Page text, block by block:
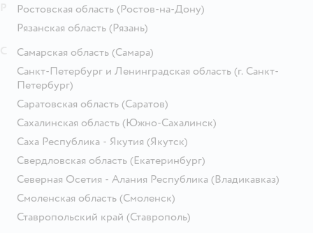
Ростовская область (Ростов-на-Дону)
Рязанская область (Рязань)
Самарская область (Самара)
Санкт-Петербург и Ленинградская область (г. Санкт-
Петербург)
Саратовская область (Саратов)
Сахалинская область (Южно-Сахалинск)
Саха Республика - Якутия (Якутск)
Свердловская область (Екатеринбург)
Северная Осетия - Алания Республика (Владикавказ)
Смоленская область (Смоленск)
Ставропольский край (Ставрополь)